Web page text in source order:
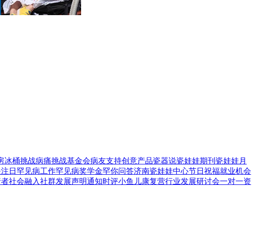
冰桶挑战病痛挑战基金会病友支持创意产品瓷器说瓷娃娃期刊 瓷娃娃月
日 罕见病工作罕见病奖学金罕你问答济南瓷娃娃中心节日祝福就业机会
社会融入社群发展声明通知时评小鱼儿康复营行业发展研讨会一对一资